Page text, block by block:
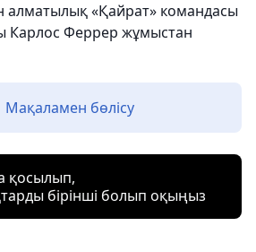
алматылық «Қайрат» командасы
Карлос Феррер жұмыстан
Мақаламен бөлісу
қосылып,
бірінші болып оқыңыз